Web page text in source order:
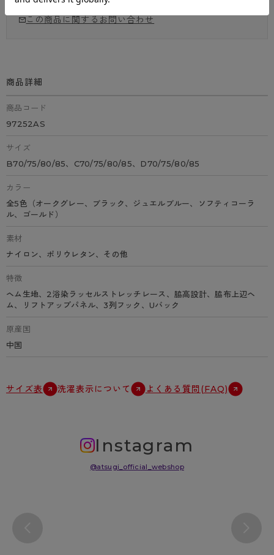
この商品に関するお問い合わせ
商品詳細
商品コード
97252AS
サイズ
B70/75/80/85、C70/75/80/85、D70/75/80/85
カラー
全5色（オークグレー、ブラック、ジュエルブルー、ソフティコーラ
ル、ゴールド）
素材
ナイロン、ポリウレタン、その他
特徴
ヘム生地、2浴染ラッセルストレッチレース、脇高設計、脇布上辺ヘ
ム、リフトアップパネル、3列フック、Uバック
原産国
中国
サイズ表 洗濯表示について よくある質問(FAQ)
Instagram
@atsugi_official_webshop